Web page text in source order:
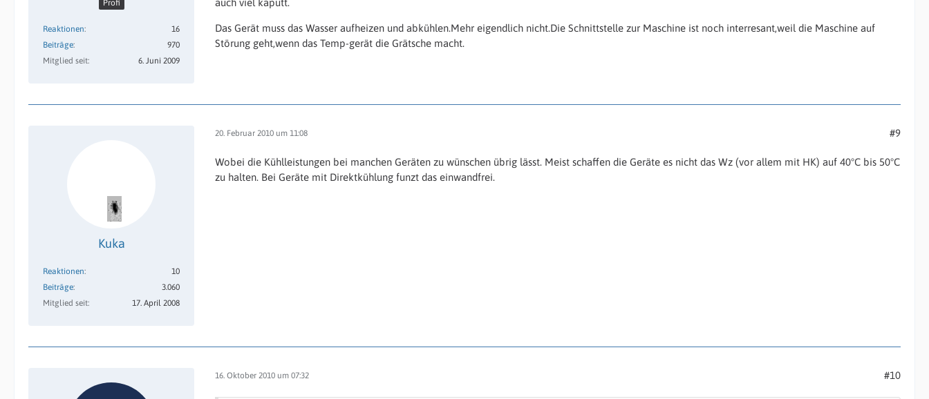
Profi
Reaktionen
16
Beiträge
970
Mitglied seit
6. Juni 2009
auch viel kaputt.
Das Gerät muss das Wasser aufheizen und abkühlen.Mehr eigendlich nicht.Die Schnittstelle zur Maschine ist noch interresant,weil die Maschine auf
Störung geht,wenn das Temp-gerät die Grätsche macht.
Kuka
Reaktionen
10
Beiträge
3.060
Mitglied seit
17. April 2008
20. Februar 2010 um 11:08 #9
Wobei die Kühlleistungen bei manchen Geräten zu wünschen übrig lässt. Meist schaffen die Geräte es nicht das Wz (vor allem mit HK) auf 40°C bis 50°C
zu halten. Bei Geräte mit Direktkühlung funzt das einwandfrei.
16. Oktober 2010 um 07:32 #10